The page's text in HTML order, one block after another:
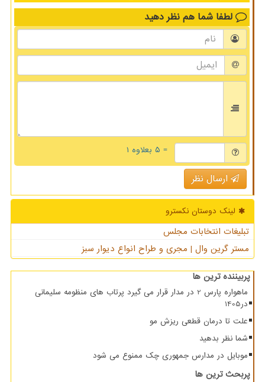
لطفا شما هم نظر دهید
= ۵ بعلاوه ۱
ارسال نظر
لینک دوستان نكسترو
تبلیغات انتخابات مجلس
مستر گرین وال | مجری و طراح انواع دیوار سبز
پربیننده ترین ها
ماهواره پارس 2 در مدار قرار می گیرد پرتاب های منظومه سلیمانی
در1405
علت تا درمان قطعی ریزش مو
شما نظر بدهید
موبایل در مدارس جمهوری چک ممنوع می شود
پربحث ترین ها